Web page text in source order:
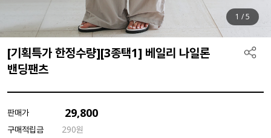
1 /5
[기획특가 한정수량][3종택1] 베일리 나일론
밴딩팬츠
판매가 29,800
구매적립금
290원